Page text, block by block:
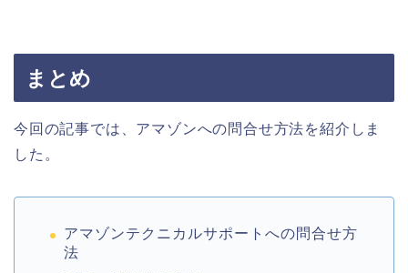
まとめ
今回の記事では、アマゾンへの問合せ方法を紹介しま
した。
アマゾンテクニカルサポートへの問合せ方
法